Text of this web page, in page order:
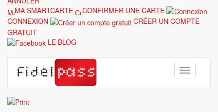
MA SMARTCARTE
CONFIRMER UNE CARTE
CONNEXION
CRÉER UN COMPTE
GRATUIT
LE BLOG
Toggle
navigation